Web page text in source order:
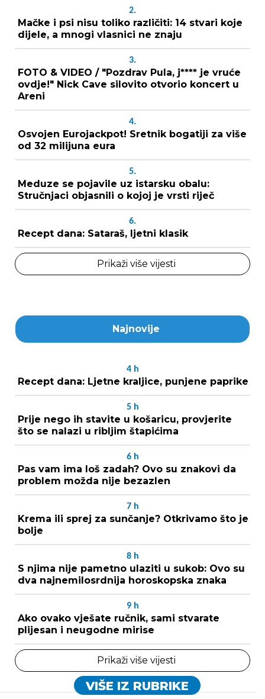
2.
Mačke i psi nisu toliko različiti: 14 stvari koje
dijele, a mnogi vlasnici ne znaju
3.
FOTO & VIDEO / "Pozdrav Pula, j**** je vruće
ovdje!" Nick Cave silovito otvorio koncert u
Areni
4.
Osvojen Eurojackpot! Sretnik bogatiji za više
od 32 milijuna eura
5.
Meduze se pojavile uz istarsku obalu:
Stručnjaci objasnili o kojoj je vrsti riječ
6.
Recept dana: Sataraš, ljetni klasik
Prikaži više vijesti
Najnovije
4 h
Recept dana: Ljetne kraljice, punjene paprike
5 h
Prije nego ih stavite u košaricu, provjerite
što se nalazi u ribljim štapićima
6 h
Pas vam ima loš zadah? Ovo su znakovi da
problem možda nije bezazlen
7 h
Krema ili sprej za sunčanje? Otkrivamo što je
bolje
8 h
S njima nije pametno ulaziti u sukob: Ovo su
dva najnemilosrdnija horoskopska znaka
9 h
Ako ovako vješate ručnik, sami stvarate
plijesan i neugodne mirise
Prikaži više vijesti
VIŠE IZ RUBRIKE